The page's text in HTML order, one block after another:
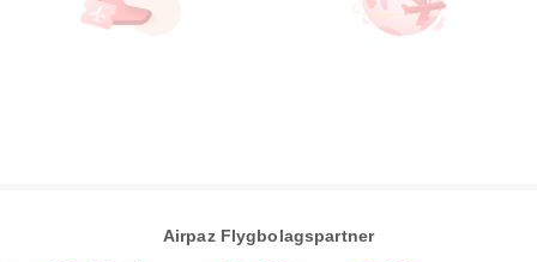
Airpaz Flygbolagspartner